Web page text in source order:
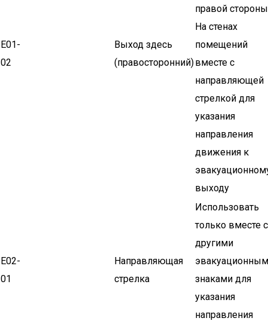
Е01-
02
Выход здесь
(правосторонний)
правой
На стенах
помещений
вместе с
направляющей
стрелкой для
указания
направления
движения к
выходу
Е02-
01
Направляющая
стрелка
Использовать
только вместе с
другими
знаками для
указания
направления